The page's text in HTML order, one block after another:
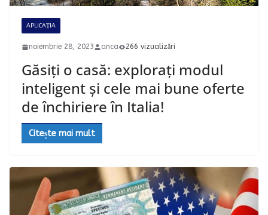
APLICAȚIA
noiembrie 28, 2023 anca 266 vizualizări
Găsiți o casă: explorați modul
inteligent și cele mai bune oferte
de închiriere în Italia!
Citește mai mult